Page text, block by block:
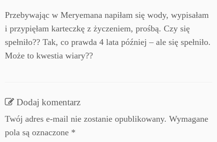
Przebywając w Meryemana napiłam się wody, wypisałam
i przypięłam karteczkę z życzeniem, prośbą. Czy się
spełniło?? Tak, co prawda 4 lata później – ale się spełniło.
Może to kwestia wiary??
Dodaj komentarz
Twój adres e-mail nie zostanie opublikowany. Wymagane
pola są oznaczone *